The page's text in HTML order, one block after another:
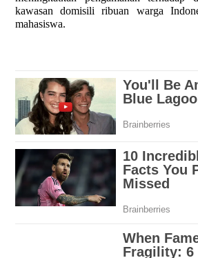
kawasan domisili ribuan warga
mahasiswa.